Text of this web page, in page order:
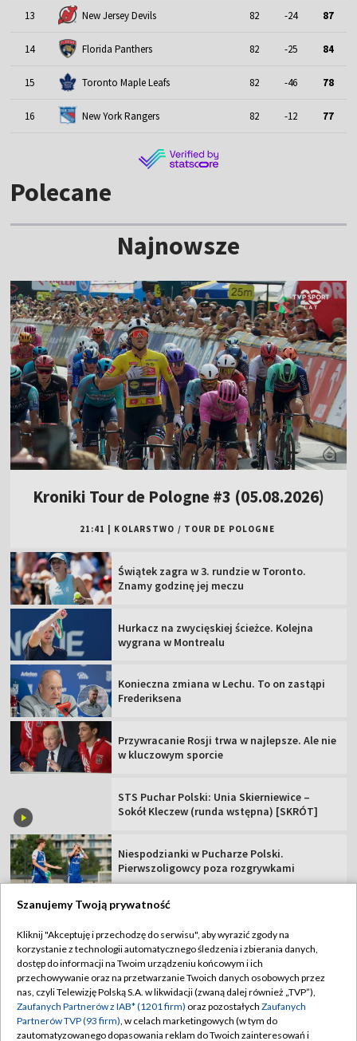
13 New Jersey Devils 82 -24 87
14 Florida Panthers 82 -25 84
15 Toronto Maple Leafs 82 -46 78
16 New York Rangers 82 -12 77
Polecane
Najnowsze
Kroniki Tour de Pologne #3 (05.08.2026)
21:41 KOLARSTWO / TOUR DE POLOGNE
Świątek zagra w 3. rundzie w Toronto.
Znamy godzinę jej meczu
Hurkacz na zwycięskiej ścieżce. Kolejna
wygrana w Montrealu
Konieczna zmiana w Lechu. To on zastąpi
Frederiksena
Przywracanie Rosji trwa w najlepsze. Ale nie
w kluczowym sporcie
STS Puchar Polski: Unia Skierniewice –
Sokół Kleczew (runda wstępna) [SKRÓT]
Niespodzianki w Pucharze Polski.
Pierwszoligowcy poza rozgrywkami
TVP
Abonament TVP
Sklep TVP
Biuro Reklamy
Regulamin TVP
Polityka prywatności
Moje zgody
Szanujemy Twoją prywatność
Kliknij "Akceptuję i przechodzę do serwisu", aby wyrazić zgody na
korzystanie z technologii automatycznego śledzenia i zbierania danych,
dostęp do informacji na Twoim urządzeniu końcowym i ich
przechowywanie oraz na przetwarzanie Twoich danych osobowych przez
nas, czyli Telewizję Polską S.A. w likwidacji (zwaną dalej również „TVP”),
Zaufanych Partnerów z IAB* (1201 firm) oraz pozostałych Zaufanych
Partnerów TVP (93 firm), w celach marketingowych (w tym do
zautomatyzowanego dopasowania reklam do Twoich zainteresowań i